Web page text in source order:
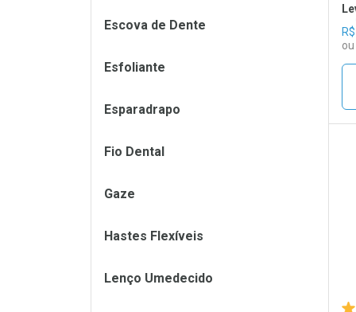
R$
Escova de Dente
Esfoliante
Esparadrapo
Fio Dental
Gaze
Hastes Flexíveis
Lenço Umedecido